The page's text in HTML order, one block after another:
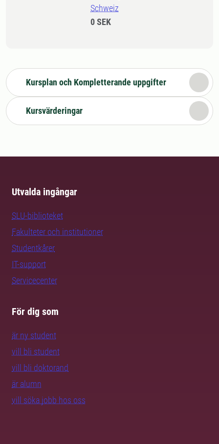
Schweiz
0 SEK
Kursplan och Kompletterande uppgifter
Kursvärderingar
Utvalda ingångar
SLU-biblioteket
Fakulteter och institutioner
Studentkårer
IT-support
Servicecenter
För dig som
är ny student
vill bli student
vill bli doktorand
är alumn
vill söka jobb hos oss